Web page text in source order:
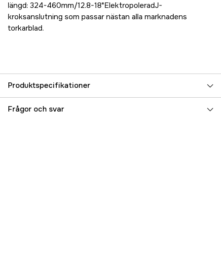
längd: 324-460mm/12.8-18"ElektropoleradJ-
kroksanslutning som passar nästan alla marknadens
torkarblad.
Produktspecifikationer
Referensnummer 5000022056
Frågor och svar